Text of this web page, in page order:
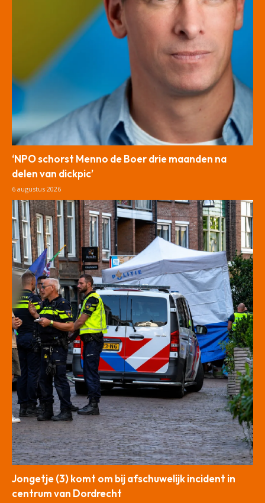
‘NPO schorst Menno de Boer drie maanden na
delen van dickpic’
6 augustus 2026
Jongetje (3) komt om bij afschuwelijk incident in
centrum van Dordrecht